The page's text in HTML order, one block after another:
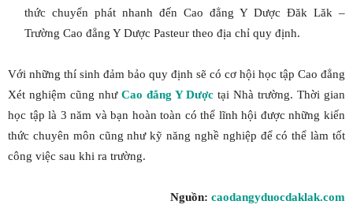
thức chuyển phát nhanh đến Cao đẳng Y Dược Đăk Lăk –
Trường Cao đẳng Y Dược Pasteur theo địa chỉ quy định.
Với những thí sinh đảm bảo quy định sẽ có cơ hội học tập Cao đẳng
Xét nghiệm cũng như Cao đẳng Y Dược tại Nhà trường. Thời gian
học tập là 3 năm và bạn hoàn toàn có thể lĩnh hội được những kiến
thức chuyên môn cũng như kỹ năng nghề nghiệp để có thể làm tốt
công việc sau khi ra trường.
Nguồn: caodangyduocdaklak.com